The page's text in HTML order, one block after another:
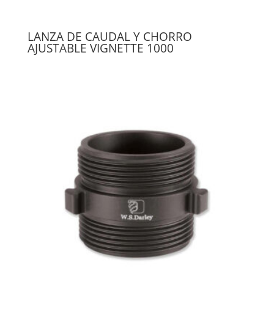
LANZA DE CAUDAL Y CHORRO
AJUSTABLE VIGNETTE 1000